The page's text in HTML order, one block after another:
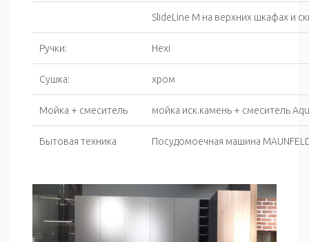
SlideLine M на верхних шкафах и
Ручки: Hexi
Сушка: хром
Мойка + смеситель мойка иск.камень + смеситель
Бытовая техника Посудомоечная машина